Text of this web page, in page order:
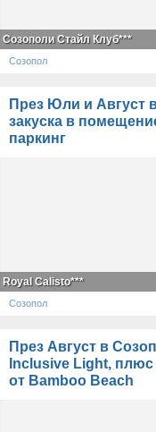
Созополи Стайл Клуб***
Созопол
През Юли и Август
закуска в
паркинг
Royal Calisto***
Созопол
През Август в
Inclusive Light,
от Bamboo Beach